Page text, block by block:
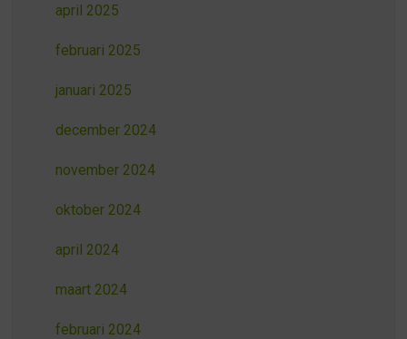
april 2025
februari 2025
januari 2025
december 2024
november 2024
oktober 2024
april 2024
maart 2024
februari 2024